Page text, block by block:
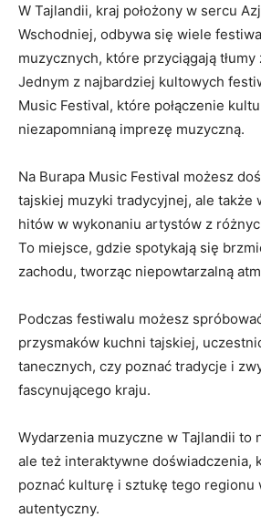
W Tajlandii, kraj położony w sercu
Wschodniej, odbywa się wiele‌
muzycznych, które przyciągają tłumy
Jednym z najbardziej kultowych
Music Festival, które połączenie
niezapomnianą imprezę muzyczną.
Na Burapa Music‌ Festival możesz
tajskiej muzyki tradycyjnej, ale także
hitów w wykonaniu⁢ artystów z
To miejsce, gdzie⁢ spotykają się⁣
zachodu, ‌tworząc niepowtarzalną‍
Podczas festiwalu możesz
przysmaków kuchni tajskiej,
tanecznych, czy poznać tradycje i
fascynującego kraju.
Wydarzenia muzyczne w Tajlandii to
ale‌ też interaktywne doświadczenia,
poznać ​kulturę i⁢ sztukę tego regionu
autentyczny.